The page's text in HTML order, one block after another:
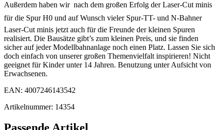
Außerdem haben wir  nach dem großen Erfolg der Laser-Cut minis
für die Spur H0 und auf Wunsch vieler Spur-TT- und N-Bahner 
Laser-Cut minis jetzt auch für die Freunde der kleinen Spuren
realisiert. Die Bausätze gibt’s zum kleinen Preis, und sie finden
sicher auf jeder Modellbahnanlage noch einen Platz. Lassen Sie sich
doch einfach von unserer großen Themenvielfalt inspirieren! Nicht
geeignet für Kinder unter 14 Jahren. Benutzung unter Aufsicht von
Erwachsenen.
EAN: 4007246143542
Artikelnummer: 14354